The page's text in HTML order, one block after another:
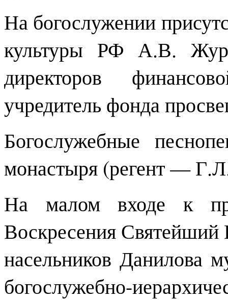
На богослужении
культуры РФ А.В.
директоров
учредитель фонда
Богослужебные
монастыря (регент —
На малом входе к
Воскресения Святейший
насельников Данилова
богослужебно-